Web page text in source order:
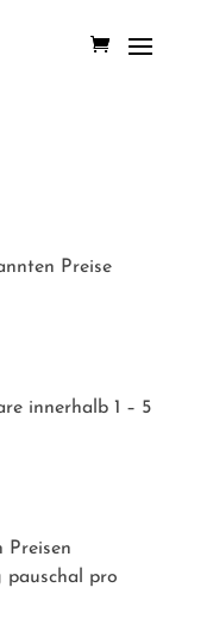
Preise
innerhalb 1 – 5
Preisen
pauschal pro